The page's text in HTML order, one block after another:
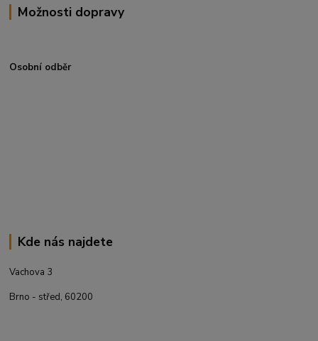
Možnosti dopravy
Osobní odběr
Kde nás najdete
Vachova 3
Brno - střed, 60200